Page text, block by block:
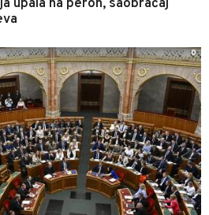
upala na peron, saobraćaj
0